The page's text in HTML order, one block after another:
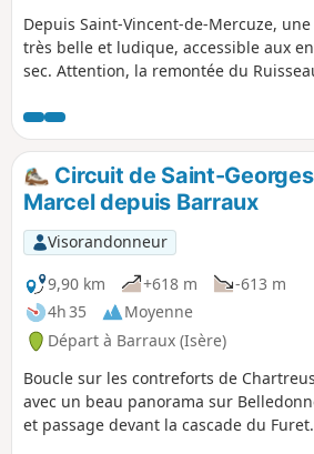
Depuis Saint-Vincent-de-Mercuze,
très belle et ludique, accessible aux
sec. Attention, la remontée du
parcours se fait sous les arbres.
de canicule, avec un petit arrêt en
se restaurer au Moulin Tardy (table de
possibilité de baignade dans l'Alloix. À
au printemps quand il y a beaucoup
sont magnifiques.
Circuit de Saint-
Marcel depuis Barraux
Visorandonneur
9,90 km
+618 m
-613 m
4h 35
Moyenne
Départ à Barraux (Isère)
Boucle sur les contreforts de
avec un beau panorama sur
et passage devant la cascade du Furet.